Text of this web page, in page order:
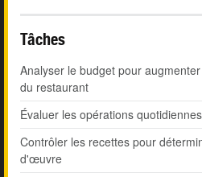
Tâches
Analyser le budget pour
du restaurant
Évaluer les opérations quotidiennes
Contrôler les recettes pour
d'œuvre